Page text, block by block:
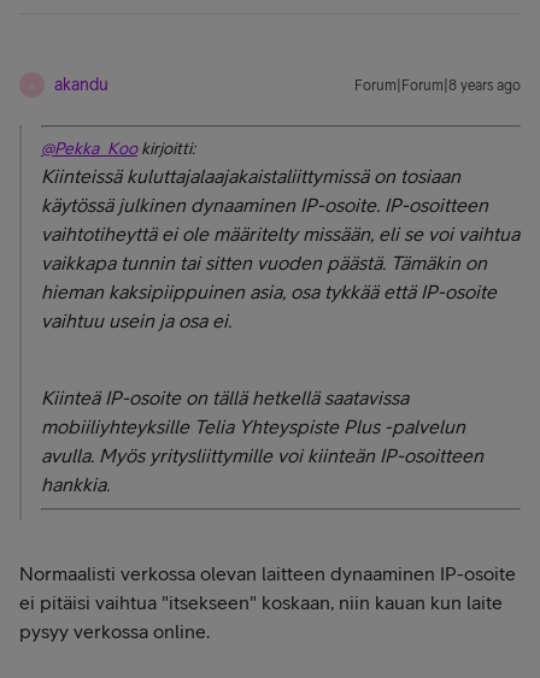
akandu Forum|Forum|8 years ago
@Pekka_Kookirjoitti:
Kiinteissä kuluttajalaajakaistaliittymissä on tosiaan
käytössä julkinen dynaaminen IP-osoite. IP-osoitteen
vaihtotiheyttä ei ole määritelty missään, eli se voi vaihtua
vaikkapa tunnin tai sitten vuoden päästä. Tämäkin on
hieman kaksipiippuinen asia, osa tykkää että IP-osoite
vaihtuu usein ja osa ei.
Kiinteä IP-osoite on tällä hetkellä saatavissa
mobiiliyhteyksille Telia Yhteyspiste Plus -palvelun
avulla. Myös yritysliittymille voi kiinteän IP-osoitteen
hankkia.
Normaalisti verkossa olevan laitteen dynaaminen IP-osoite
ei pitäisi vaihtua "itsekseen" koskaan, niin kauan kun laite
pysyy verkossa online.